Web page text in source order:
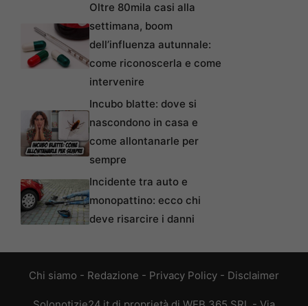
Oltre 80mila casi alla
settimana, boom
dell’influenza autunnale:
come riconoscerla e come
intervenire
Incubo blatte: dove si
nascondono in casa e
come allontanarle per
sempre
Incidente tra auto e
monopattino: ecco chi
deve risarcire i danni
Chi siamo - Redazione - Privacy Policy - Disclaimer